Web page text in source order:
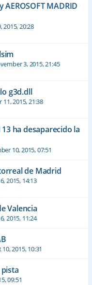
AEROSOFT MADRID
2015, 20:28
3, 2015, 21:45
g3d.dll
11, 2015, 21:38
13 ha desaparecido la
10, 2015, 07:51
de Madrid
2015, 14:13
Valencia
2015, 11:24
2015, 10:31
pista
09:51